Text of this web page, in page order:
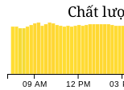
Chất
09 AM 12 PM 03